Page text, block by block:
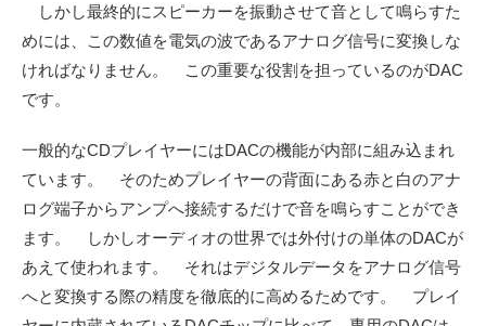
しかし最終的にスピーカーを振動させて音として鳴らすた
めには、この数値を電気の波であるアナログ信号に変換しな
ければなりません。 この重要な役割を担っているのがDAC
です。
一般的なCDプレイヤーにはDACの機能が内部に組み込まれ
ています。 そのためプレイヤーの背面にある赤と白のアナ
ログ端子からアンプへ接続するだけで音を鳴らすことができ
ます。 しかしオーディオの世界では外付けの単体のDACが
あえて使われます。 それはデジタルデータをアナログ信号
へと変換する際の精度を徹底的に高めるためです。 プレイ